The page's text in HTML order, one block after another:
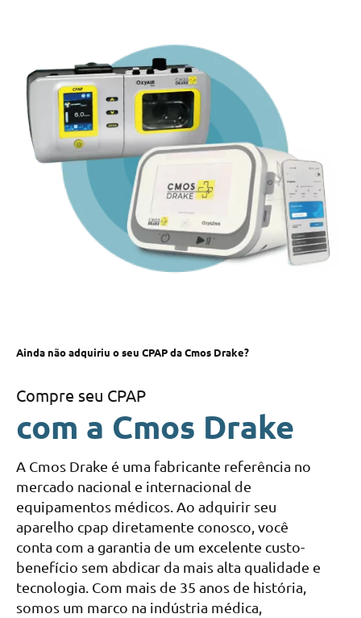
Ainda não adquiriu o seu CPAP da Cmos Drake?
Compre seu CPAP
com a Cmos Drake
A Cmos Drake é uma fabricante referência no
mercado nacional e internacional de
equipamentos médicos. Ao adquirir seu
aparelho cpap diretamente conosco, você
conta com a garantia de um excelente custo-
benefício sem abdicar da mais alta qualidade e
tecnologia. Com mais de 35 anos de história,
somos um marco na indústria médica,